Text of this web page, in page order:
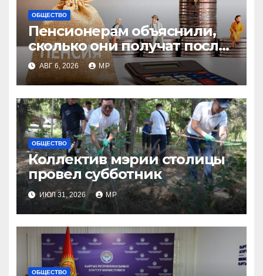
ОБЩЕСТВО
Пенсионерам объяснили,
сколько они получат после
индексации
АВГ 6, 2026 MP
ОБЩЕСТВО
Коллектив мэрии столицы
провел субботник
ИЮЛ 31, 2026 MP
ОБЩЕСТВО